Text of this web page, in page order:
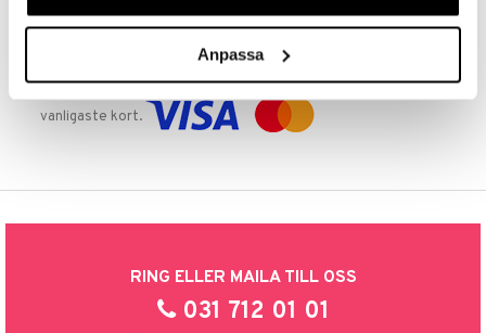
Anpassa
Läkemedelsverket gällande försäljning av läkemedel.
TRYGGA KÖP
Handla tryggt & säkert via faktura, delbetalning eller marknadens
vanligaste kort.
RING ELLER MAILA TILL OSS
031 712 01 01